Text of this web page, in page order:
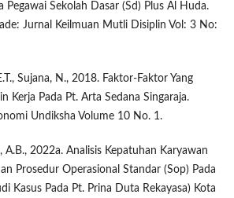
Pegawai Sekolah Dasar (Sd) Plus Al Huda.
Jurnal Keilmuan Mutli Disiplin Vol: 3 No:
Sujana, N., 2018. Faktor-Faktor Yang
Kerja Pada Pt. Arta Sedana Singaraja.
Undiksha Volume 10 No. 1.
A.B., 2022a. Analisis Kepatuhan Karyawan
Prosedur Operasional Standar (Sop) Pada
Kasus Pada Pt. Prina Duta Rekayasa) Kota